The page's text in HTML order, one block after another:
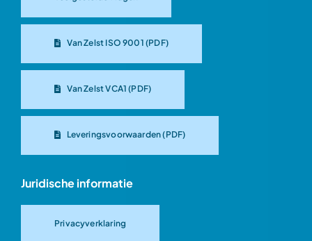
Van Zelst ISO 9001 (PDF)
Van Zelst VCA1 (PDF)
Leveringsvoorwaarden (PDF)
Juridische informatie
Privacyverklaring